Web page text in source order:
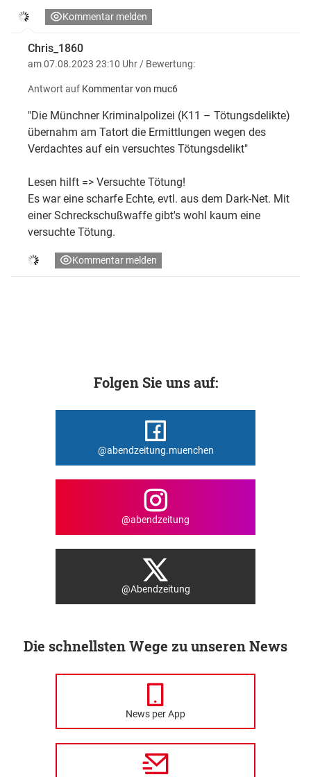
Kommentar melden
Chris_1860
am 07.08.2023 23:10 Uhr / Bewertung:
Antwort auf Kommentar von muc6
"Die Münchner Kriminalpolizei (K11 – Tötungsdelikte)
übernahm am Tatort die Ermittlungen wegen des
Verdachtes auf ein versuchtes Tötungsdelikt"
Lesen hilft => Versuchte Tötung!
Es war eine scharfe Echte, evtl. aus dem Dark-Net. Mit
einer Schreckschußwaffe gibt's wohl kaum eine
versuchte Tötung.
Kommentar melden
Folgen Sie uns auf:
@abendzeitung.muenchen
@abendzeitung
@Abendzeitung
Die schnellsten Wege zu unseren News
News per App